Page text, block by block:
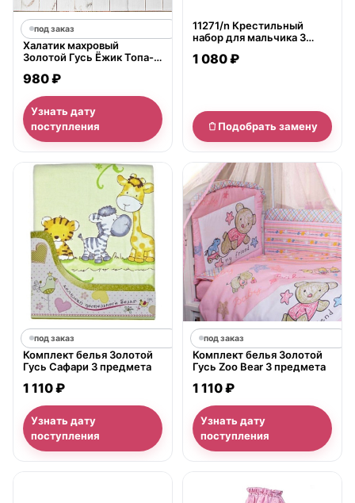
под заказ
Халатик махровый
Золотой Гусь Ёжик Топа-
980 ₽
Узнать дату
поступления
11271/n Крестильный
набор для мальчика 3
1 080 ₽
Подобрать замену
под заказ
Комплект белья Золотой
Гусь Сафари 3 предмета
1 110 ₽
Узнать дату
поступления
под заказ
Комплект белья Золотой
Гусь Zoo Bear 3 предмета
1 110 ₽
Узнать дату
поступления